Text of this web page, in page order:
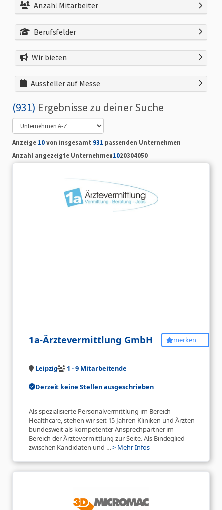
Anzahl Mitarbeiter
Berufsfelder
Wir bieten
Aussteller auf Messe
(931) Ergebnisse zu deiner Suche
Anzeige 10von insgesamt 931 passenden Unternehmen
Anzahl angezeigte Unternehmen1020304050
1a-Ärztevermittlung GmbH merken
Leipzig 1 - 9 Mitarbeitende
Derzeit keine Stellen ausgeschrieben
Als spezialisierte Personalvermittlung im Bereich
Healthcare, stehen wir seit 15 Jahren Kliniken und Ärzten
bundesweit als kompetenter Ansprechpartner im
Bereich der Ärztevermittlung zur Seite. Als Bindeglied
zwischen Kandidaten und …> Mehr Infos